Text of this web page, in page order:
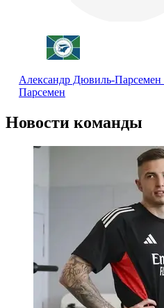
Александр Дювиль-Парсемен
Парсемен
Новости команды